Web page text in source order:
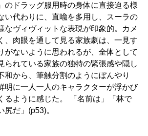
のドラッグ服用時の身体に直接迫る様
い代わりに、直喩を多用し、スーラの
なヴィヴィットな表現が印象的。カメ
、肉眼を通して見る家族劇は、一見す
がないように思われるが、全体として
られている家族の独特の緊張感や隠し
和から、筆触分割のようにぼんやり
明に一人一人のキャラクターが浮かび
るように感じた。 「名前は」「林で
尻だ」(p53)。